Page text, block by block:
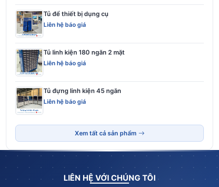
Tủ để thiết bị dụng cụ
Liên hệ báo giá
Tủ linh kiện 180 ngăn 2 mặt
Liên hệ báo giá
Tủ đựng linh kiện 45 ngăn
Liên hệ báo giá
Xem tất cả sản phẩm
LIÊN HỆ VỚI CHÚNG TÔI